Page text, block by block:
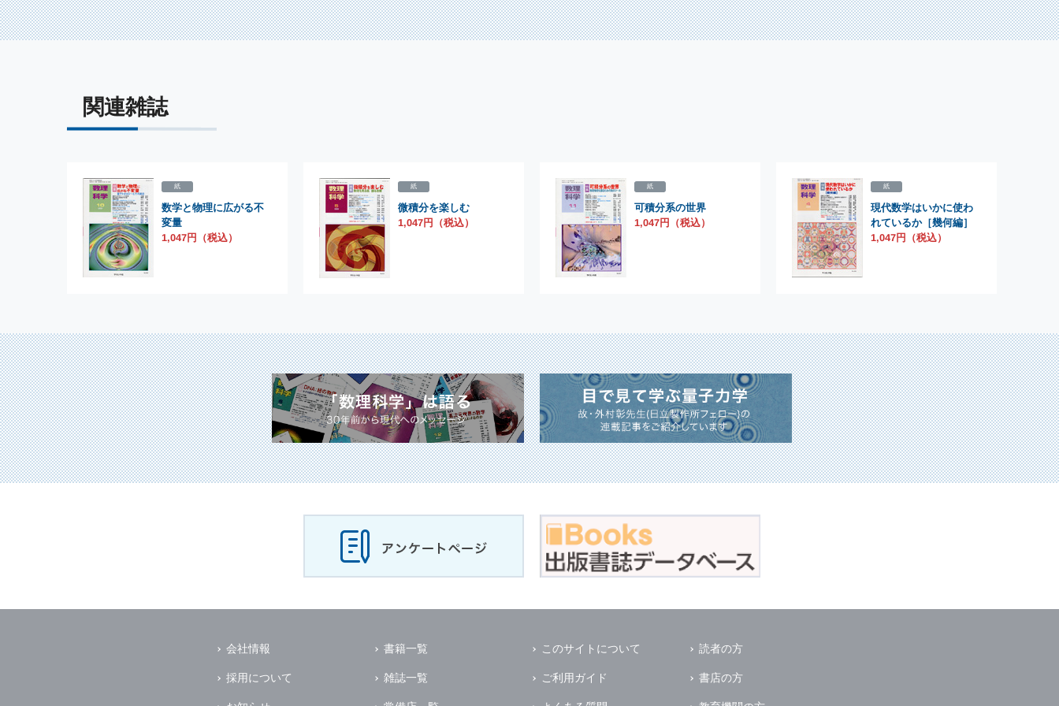
関連雑誌
紙
数学と物理に広がる不
変量
1,047円（税込）
紙
微積分を楽しむ
1,047円（税込）
紙
可積分系の世界
1,047円（税込）
紙
現代数学はいかに使わ
れているか［幾何編］
1,047円（税込）
会社情報
採用について
書籍一覧
雑誌一覧
このサイトについて
ご利用ガイド
読者の方
書店の方